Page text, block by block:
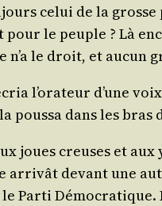
celui de la
le peuple ? Là
le droit, et aucun
l’o­ra­teur d’une
pous­sa dans les
joues creuses et
arri­vât devant une
Par­ti